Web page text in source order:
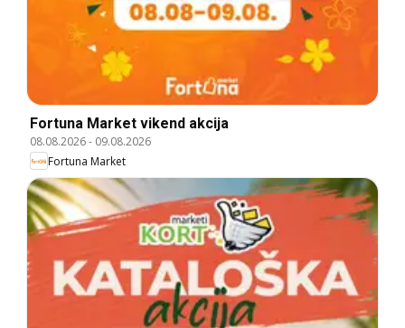
Fortuna Market vikend akcija
08.08.2026- 09.08.2026
Fortuna Market